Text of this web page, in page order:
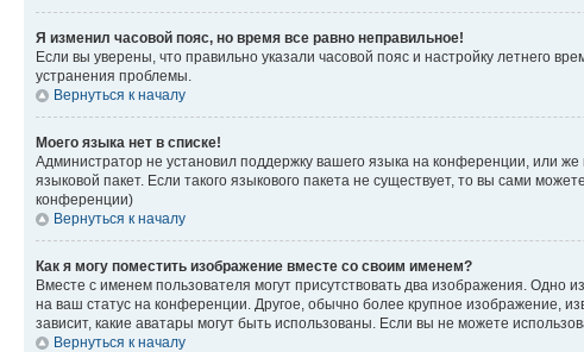
Я изменил часовой пояс, но время все равно неправильное!
Если вы уверены, что правильно указали часовой пояс и настройку летнего
устранения проблемы.
Вернуться к началу
Моего языка нет в списке!
Администратор не установил поддержку вашего языка на конференции, или
языковой пакет. Если такого языкового пакета не существует, то вы сами
конференции)
Вернуться к началу
Как я могу поместить изображение вместе со своим именем?
Вместе с именем пользователя могут присутствовать два изображения. Одно
на ваш статус на конференции. Другое, обычно более крупное изображение,
зависит, какие аватары могут быть использованы. Если вы не можете
Вернуться к началу